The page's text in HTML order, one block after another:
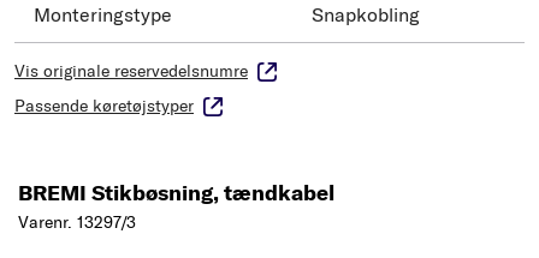
Monteringstype
Snapkobling
Vis originale reservedelsnumre
Passende køretøjstyper
BREMI Stikbøsning, tændkabel
Varenr. 13297/3